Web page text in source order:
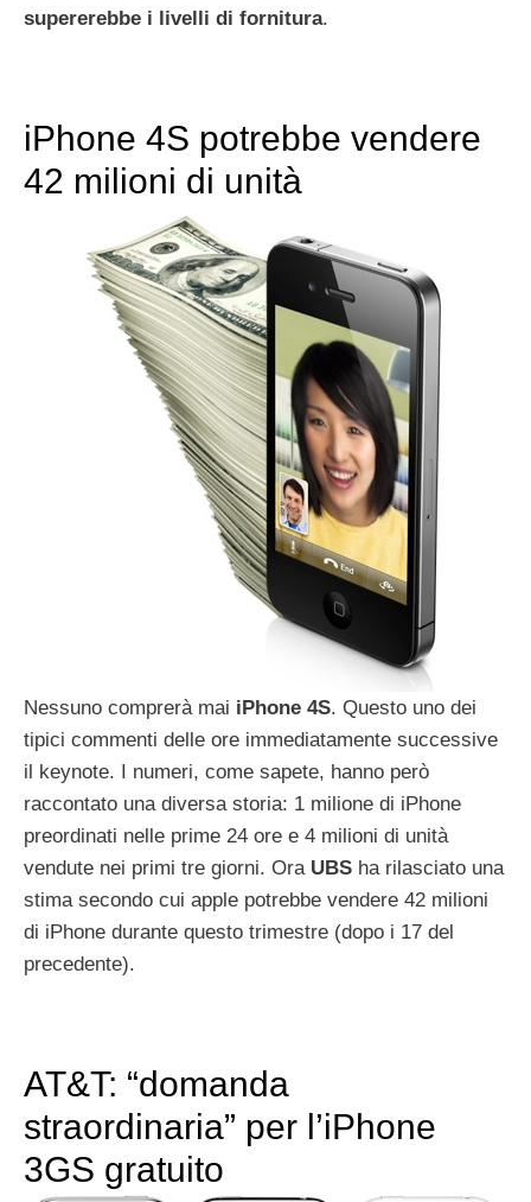
supererebbe i livelli di fornitura.
iPhone 4S potrebbe vendere
42 milioni di unità
Nessuno comprerà mai iPhone 4S. Questo uno dei
tipici commenti delle ore immediatamente successive
il keynote. I numeri, come sapete, hanno però
raccontato una diversa storia: 1 milione di iPhone
preordinati nelle prime 24 ore e 4 milioni di unità
vendute nei primi tre giorni. Ora UBS ha rilasciato una
stima secondo cui apple potrebbe vendere 42 milioni
di iPhone durante questo trimestre (dopo i 17 del
precedente).
AT&T: “domanda
straordinaria” per l’iPhone
3GS gratuito